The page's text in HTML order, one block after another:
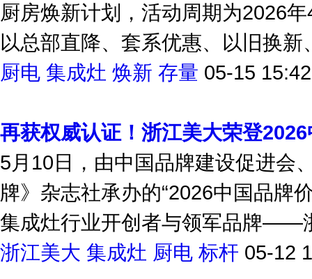
厨房焕新计划，活动周期为2026
以总部直降、套系优惠、以旧换
厨电 集成灶 焕新 存量 05-15 15:42
再获权威认证！浙江美大荣登
5月10日，由中国品牌建设促进会
牌》杂志社承办的“2026中国品牌
集成灶行业开创者与领军品牌——
浙江美大 集成灶 厨电 标杆 05-12